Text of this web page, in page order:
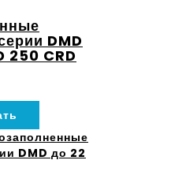
DMD
250 CRD